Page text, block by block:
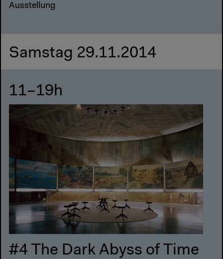
Ausstellung
Samstag 29.11.2014
11–19h
#4 The Dark Abyss of Time